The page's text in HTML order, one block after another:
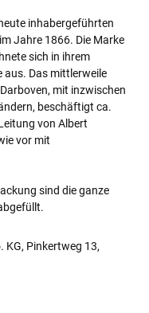
inhabergeführten
Jahre 1866. Die Marke
sich in ihrem
aus. Das mittlerweile
mit inzwischen
beschäftigt ca.
von Albert
vor mit
sind die ganze
KG, Pinkertweg 13,